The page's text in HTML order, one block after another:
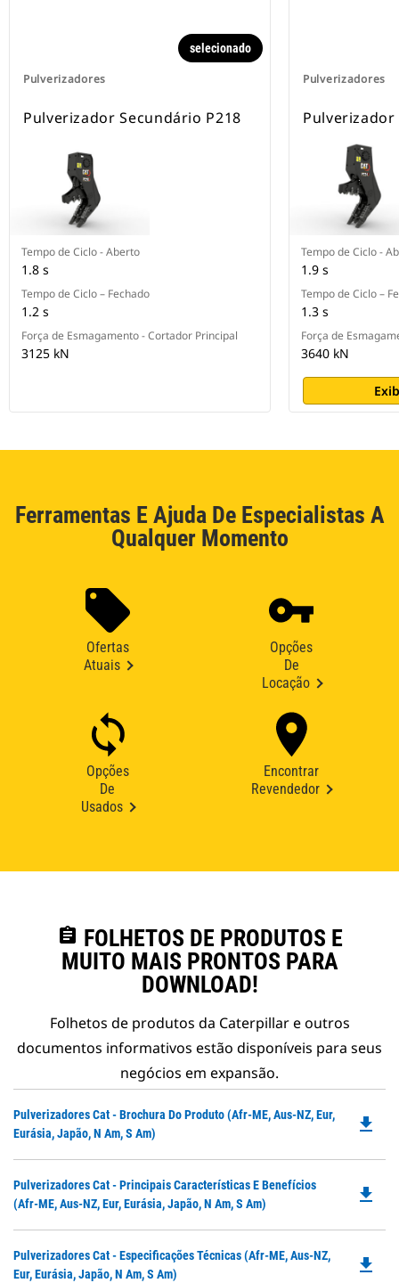
Pulverizadores
selecionado
Pulverizador Secundário P218
Tempo de Ciclo - Aberto
1.8 s
Tempo de Ciclo – Fechado
1.2 s
Força de Esmagamento - Cortador Principal
3125 kN
Pulverizadores
Pulverizador
Tempo de Ciclo -
1.9 s
Tempo de Ciclo –
1.3 s
Força de
3640 kN
Ferramentas E Ajuda De Especialistas A
Qualquer Momento
Ofertas
Atuais
Opções
De
Locação
Opções
De
Usados
Encontrar
Revendedor
assignment FOLHETOS DE PRODUTOS E
MUITO MAIS PRONTOS PARA
DOWNLOAD!
Folhetos de produtos da Caterpillar e outros
documentos informativos estão disponíveis para seus
negócios em expansão.
Pulverizadores Cat - Brochura Do Produto (Afr-ME, Aus-NZ, Eur,
Eurásia, Japão, N Am, S Am)
file_download
Pulverizadores Cat - Principais Características E Benefícios
(Afr-ME, Aus-NZ, Eur, Eurásia, Japão, N Am, S Am)
file_download
Pulverizadores Cat - Especificações Técnicas (Afr-ME, Aus-NZ,
Eur, Eurásia, Japão, N Am, S Am)
file_download